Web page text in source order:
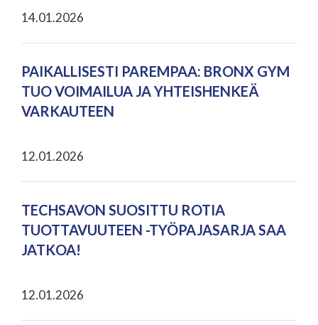
14.01.2026
PAIKALLISESTI PAREMPAA: BRONX GYM
TUO VOIMAILUA JA YHTEISHENKEÄ
VARKAUTEEN
12.01.2026
TECHSAVON SUOSITTU ROTIA
TUOTTAVUUTEEN -TYÖPAJASARJA SAA
JATKOA!
12.01.2026